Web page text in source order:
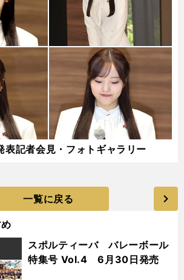
表記者会見・フォトギャラリー
一覧に戻る
スポルティーバ バレーボール
特集号 Vol.4 6月30日発売